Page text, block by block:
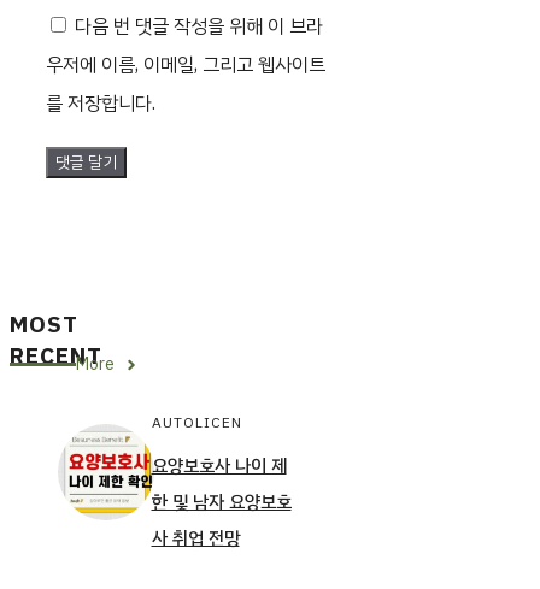
트
다음 번 댓글 작성을 위해 이 브라
우저에 이름, 이메일, 그리고 웹사이트
를 저장합니다.
MOST
RECENT
More
AUTOLICEN
요양보호사 나이 제
한 및 남자 요양보호
사 취업 전망